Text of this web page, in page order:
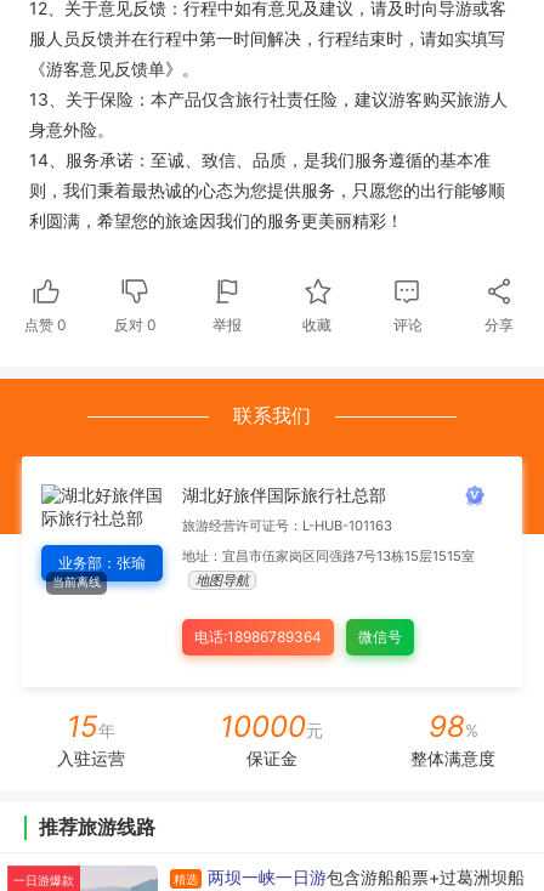
12、关于意见反馈：行程中如有意见及建议，请及时向导游或客
服人员反馈并在行程中第一时间解决，行程结束时，请如实填写
《游客意见反馈单》。
13、关于保险：本产品仅含旅行社责任险，建议游客购买旅游人
身意外险。
14、服务承诺：至诚、致信、品质，是我们服务遵循的基本准
则，我们秉着最热诚的心态为您提供服务，只愿您的出行能够顺
利圆满，希望您的旅途因我们的服务更美丽精彩！
点赞 0 反对0 举报 收藏 评论 分享
联系我们
当前离线
业务部：张瑜
湖北好旅伴国际旅行社总部
旅游经营许可证号：L-HUB-101163
地址：宜昌市伍家岗区同强路7号13栋15层1515室
地图导航
电话:18986789364 微信号
15年
入驻运营
10000元
保证金
98%
整体满意度
推荐旅游线路
一日游爆款 精选 两坝一峡一日游包含游船船票+过葛洲坝船